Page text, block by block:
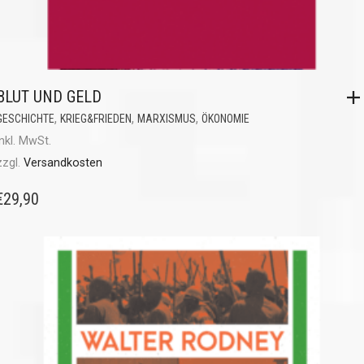
UND GELD
, KRIEG&FRIEDEN, MARXISMUS, ÖKONOMIE
MwSt.
Versandkosten
29,90